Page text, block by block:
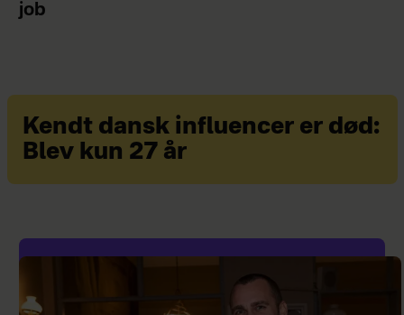
job
Kendt dansk influencer er død:
Blev kun 27 år